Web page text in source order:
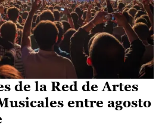
de la Red de Artes
entre agosto